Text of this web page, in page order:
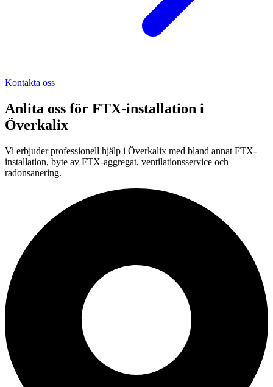
Kontakta oss
Anlita oss för FTX-installation i
Överkalix
Vi erbjuder professionell hjälp i Överkalix med bland annat FTX-
installation, byte av FTX-aggregat, ventilationsservice och
radonsanering.